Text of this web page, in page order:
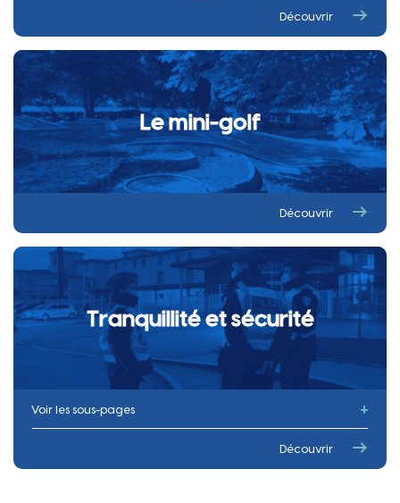
Concours des Maisons Fleuries : édition 2026
Découvrir
Le mini-golf
Découvrir
Tranquillité et sécurité
Voir les sous-pages
Tontes et haies
Découvrir